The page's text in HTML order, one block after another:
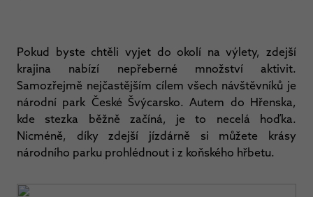
Pokud byste chtěli vyjet do okolí na výlety, zdejší
krajina nabízí nepřeberné množství aktivit.
Samozřejmě nejčastějším cílem všech návštěvníků je
národní park České Švýcarsko. Autem do Hřenska,
kde stezka běžně začíná, je to necelá hoďka.
Nicméně, díky zdejší jízdárně si můžete krásy
národního parku prohlédnout i z koňského hřbetu.